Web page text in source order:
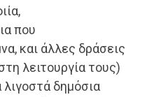
που
και άλλες δράσεις
λειτουργία τους)
δημόσια